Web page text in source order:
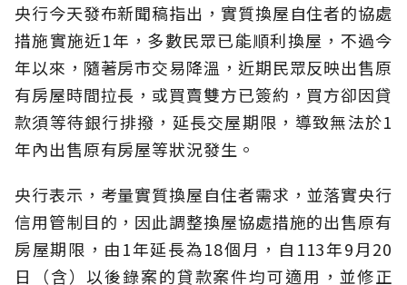
央行今天發布新聞稿指出，實質換屋自住者的協處
措施實施近1年，多數民眾已能順利換屋，不過今
年以來，隨著房市交易降溫，近期民眾反映出售原
有房屋時間拉長，或買賣雙方已簽約，買方卻因貸
款須等待銀行排撥，延長交屋期限，導致無法於1
年內出售原有房屋等狀況發生。
央行表示，考量實質換屋自住者需求，並落實央行
信用管制目的，因此調整換屋協處措施的出售原有
房屋期限，由1年延長為18個月，自113年9月20
日（含）以後錄案的貸款案件均可適用，並修正